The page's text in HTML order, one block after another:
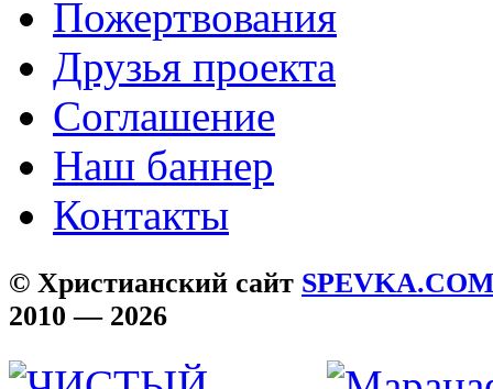
Пожертвования
Друзья проекта
Соглашение
Наш баннер
Контакты
© Христианский сайт
2010 — 2026